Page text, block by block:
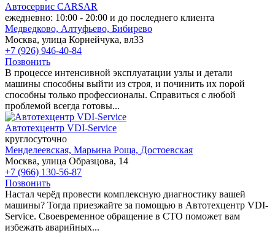
Автосервис CARSAR
ежедневно: 10:00 - 20:00 и до последнего клиента
Медведково, Алтуфьево, Бибирево
Москва, улица Корнейчука, вл33
+7 (926) 946-40-84
Позвонить
В процессе интенсивной эксплуатации узлы и детали
машины способны выйти из строя, и починить их порой
способны только профессионалы. Справиться с любой
проблемой всегда готовы...
Автотехцентр VDI-Service
круглосуточно
Менделеевская, Марьина Роща, Достоевская
Москва, улица Образцова, 14
+7 (966) 130-56-87
Позвонить
Настал черёд провести комплексную диагностику вашей
машины? Тогда приезжайте за помощью в Автотехцентр VDI-
Service. Своевременное обращение в СТО поможет вам
избежать аварийных...